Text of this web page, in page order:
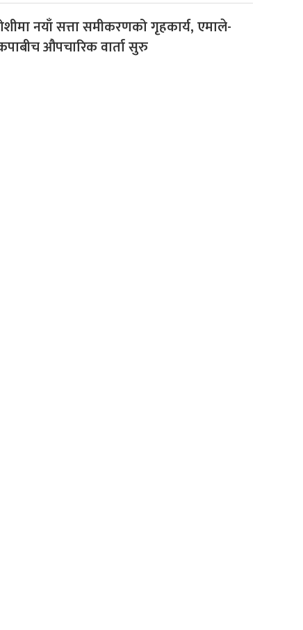
नयाँ सत्ता समीकरणको गृहकार्य, एमाले-
औपचारिक वार्ता सुरु